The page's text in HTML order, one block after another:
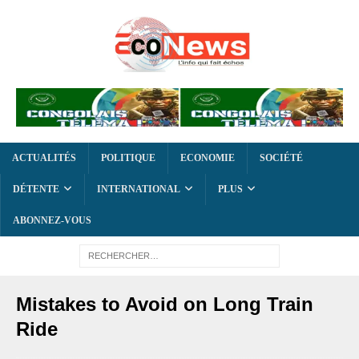
ACTUALITÉS POLITIQUE ECONOMIE SOCIÉTÉ
DÉTENTE INTERNATIONAL PLUS
ABONNEZ-VOUS
Mistakes to Avoid on Long Train
Ride